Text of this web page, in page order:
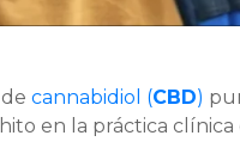
cannabidiol (CBD)
en la práctica clínica